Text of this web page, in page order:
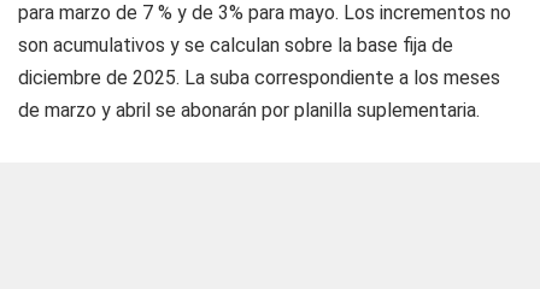
para marzo de 7 % y de 3% para mayo. Los incrementos no
son acumulativos y se calculan sobre la base fija de
diciembre de 2025. La suba correspondiente a los meses
de marzo y abril se abonarán por planilla suplementaria.